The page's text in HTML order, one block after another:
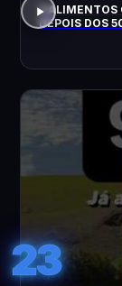
3 ALIMENTOS
DEPOIS DOS
23